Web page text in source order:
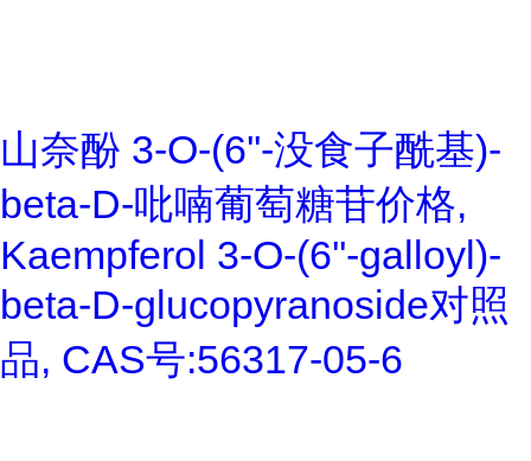
山奈酚 3-O-(6''-没食子酰基)-
beta-D-吡喃葡萄糖苷价格,
Kaempferol 3-O-(6''-galloyl)-
beta-D-glucopyranoside对照
品, CAS号:56317-05-6